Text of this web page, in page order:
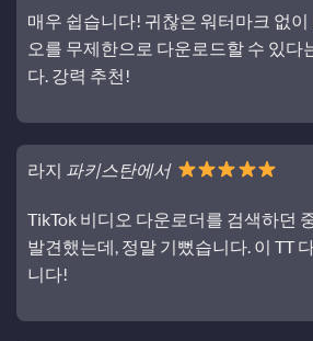
매우 쉽습니다! 귀찮은 워터마크 없
오를 무제한으로 다운로드할 수 있다
다. 강력 추천!
라지 파키스탄에서
TikTok 비디오 다운로더를 검색하던
발견했는데, 정말 기뻤습니다. 이 TT
니다!